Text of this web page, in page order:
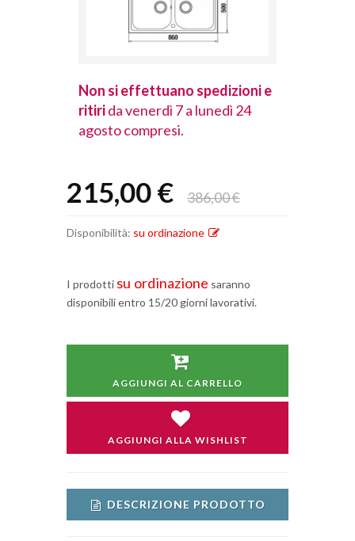
Non si effettuano spedizioni e
ritirida venerdì 7 a lunedì 24
agosto compresi.
215,00 € 386,00 €
Disponibilità: su ordinazione
I prodotti su ordinazione saranno
disponibili entro 15/20 giorni lavorativi.
AGGIUNGI AL CARRELLO
AGGIUNGI ALLA WISHLIST
DESCRIZIONE PRODOTTO